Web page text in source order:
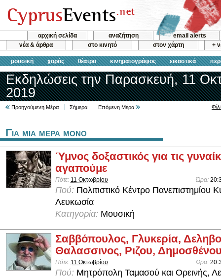
αρχική σελίδα αναζήτηση
email alerts
νέα & άρθρα
στο κινητό στον χάρτη +
μουσική χορός θέατρο κινηματογράφος εικαστικά
Εκδηλώσεις την Παρασκευή, 11
2019
Προηγούμενη Μέρα Σήμερα Επόμενη Μέρα
Για μια μερα μονο
Ύμνος δοξαστικός για τις
αγαπούμε
Πότε: 11 Οκτωβρίου Ώρα:
Πού: Πολιτιστικό Κέντρο Πανεπιστημίου
Λευκωσία
Κατηγορία: Μουσική
Σαββόπουλος, Γλυκερία,
Θαλασσινος, Ριζου,
Πότε: 11 Οκτωβρίου Ώρα:
Πού: Μητρόπολη Ταμασού και Ορεινής,